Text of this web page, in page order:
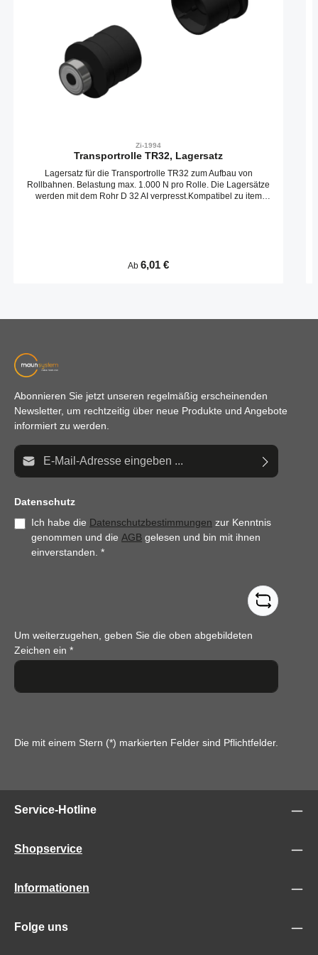
Zi-1994
Transportrolle TR32, Lagersatz
Lagersatz für die Transportrolle TR32 zum Aufbau von
Rollbahnen. Belastung max. 1.000 N pro Rolle. Die Lagersätze
werden mit dem Rohr D 32 AI verpresst.Kompatibel zu item
Regulärer Preis:
Ab 6,01 €
Abonnieren Sie jetzt unseren regelmäßig erscheinenden
Newsletter, um rechtzeitig über neue Produkte und Angebote
informiert zu werden.
E-Mail-Adresse*
Datenschutz
Ich habe die Datenschutzbestimmungen zur Kenntnis
genommen und die AGB gelesen und bin mit ihnen
einverstanden. *
Um weiterzugehen, geben Sie die oben abgebildeten
Zeichen ein *
Die mit einem Stern (*) markierten Felder sind Pflichtfelder.
Service-Hotline
Shopservice
Informationen
Folge uns